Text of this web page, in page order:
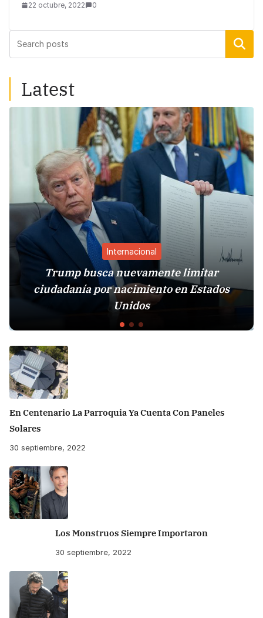
22 octubre, 2022 0
Buscar
Latest
Internacional
busca nuevamente limitar
por nacimiento en Estados
En Centenario La Parroquia Ya Cuenta Con Paneles
Solares
30 septiembre, 2022
Los Monstruos Siempre Importaron
30 septiembre, 2022